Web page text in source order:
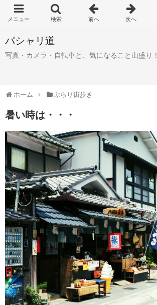
パシャリ道
写真・カメラ・自転車と、気になること山盛り！
ホーム ぶらり街歩き
暑い時は・・・